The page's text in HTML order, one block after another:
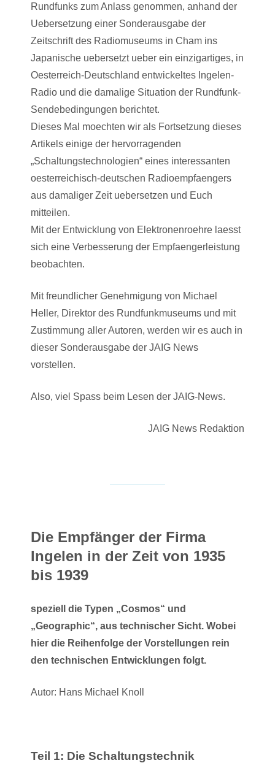
Rundfunks zum Anlass genommen, anhand der
Uebersetzung einer Sonderausgabe der
Zeitschrift des Radiomuseums in Cham ins
Japanische uebersetzt ueber ein einzigartiges, in
Oesterreich-Deutschland entwickeltes Ingelen-
Radio und die damalige Situation der Rundfunk-
Sendebedingungen berichtet.
Dieses Mal moechten wir als Fortsetzung dieses
Artikels einige der hervorragenden
„Schaltungstechnologien“ eines interessanten
oesterreichisch-deutschen Radioempfaengers
aus damaliger Zeit uebersetzen und Euch
mitteilen.
Mit der Entwicklung von Elektronenroehre laesst
sich eine Verbesserung der Empfaengerleistung
beobachten.
Mit freundlicher Genehmigung von Michael
Heller, Direktor des Rundfunkmuseums und mit
Zustimmung aller Autoren, werden wir es auch in
dieser Sonderausgabe der JAIG News
vorstellen.
Also, viel Spass beim Lesen der JAIG-News.
JAIG News Redaktion
Die Empfänger der Firma
Ingelen in der Zeit von 1935
bis 1939
speziell die Typen „Cosmos“ und
„Geographic“, aus technischer Sicht. Wobei
hier die Reihenfolge der Vorstellungen rein
den technischen Entwicklungen folgt.
Autor: Hans Michael Knoll
Teil 1: Die Schaltungstechnik